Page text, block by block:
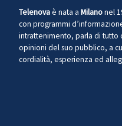
Telenovaè nata a Milanonel
con programmi
intrattenimento, parla di tutto
opinioni del suo pubblico, a
cordialità, esperienza ed